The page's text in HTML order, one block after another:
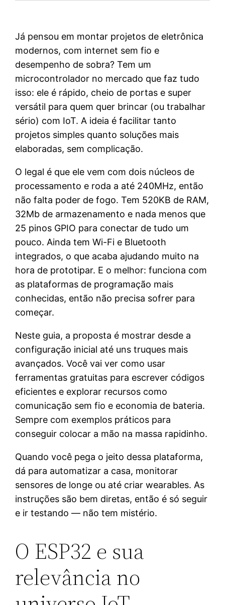
Já pensou em montar projetos de eletrônica
modernos, com internet sem fio e
desempenho de sobra? Tem um
microcontrolador no mercado que faz tudo
isso: ele é rápido, cheio de portas e super
versátil para quem quer brincar (ou trabalhar
sério) com IoT. A ideia é facilitar tanto
projetos simples quanto soluções mais
elaboradas, sem complicação.
O legal é que ele vem com dois núcleos de
processamento e roda a até 240MHz, então
não falta poder de fogo. Tem 520KB de RAM,
32Mb de armazenamento e nada menos que
25 pinos GPIO para conectar de tudo um
pouco. Ainda tem Wi-Fi e Bluetooth
integrados, o que acaba ajudando muito na
hora de prototipar. E o melhor: funciona com
as plataformas de programação mais
conhecidas, então não precisa sofrer para
começar.
Neste guia, a proposta é mostrar desde a
configuração inicial até uns truques mais
avançados. Você vai ver como usar
ferramentas gratuitas para escrever códigos
eficientes e explorar recursos como
comunicação sem fio e economia de bateria.
Sempre com exemplos práticos para
conseguir colocar a mão na massa rapidinho.
Quando você pega o jeito dessa plataforma,
dá para automatizar a casa, monitorar
sensores de longe ou até criar wearables. As
instruções são bem diretas, então é só seguir
e ir testando — não tem mistério.
O ESP32 e sua
relevância no